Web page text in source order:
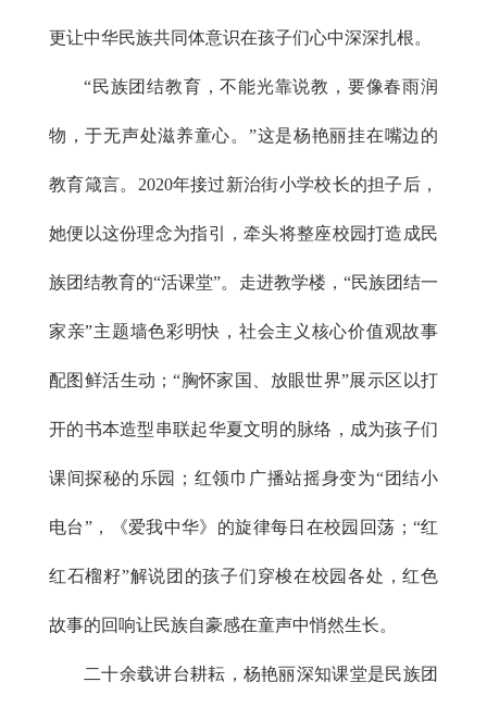
更让中华民族共同体意识在孩子们心中深深扎根。
“民族团结教育，不能光靠说教，要像春雨润
物，于无声处滋养童心。”这是杨艳丽挂在嘴边的
教育箴言。2020年接过新治街小学校长的担子后，
她便以这份理念为指引，牵头将整座校园打造成民
族团结教育的“活课堂”。走进教学楼，“民族团结一
家亲”主题墙色彩明快，社会主义核心价值观故事
配图鲜活生动；“胸怀家国、放眼世界”展示区以打
开的书本造型串联起华夏文明的脉络，成为孩子们
课间探秘的乐园；红领巾广播站摇身变为“团结小
电台”，《爱我中华》的旋律每日在校园回荡；“红
红石榴籽”解说团的孩子们穿梭在校园各处，红色
故事的回响让民族自豪感在童声中悄然生长。
二十余载讲台耕耘，杨艳丽深知课堂是民族团